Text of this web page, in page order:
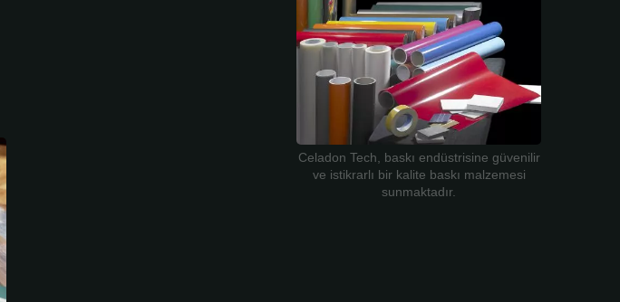
Celadon Tech, baskı endüstrisine güvenilir
ve istikrarlı bir kalite baskı malzemesi
sunmaktadır.